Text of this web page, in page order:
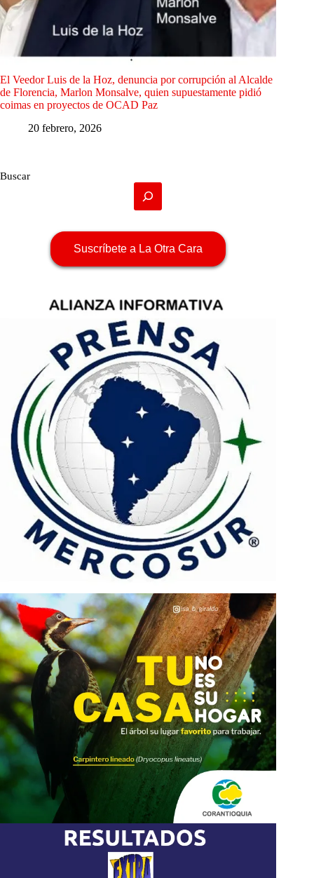
El Veedor Luis de la Hoz, denuncia por corrupción al Alcalde
de Florencia, Marlon Monsalve, quien supuestamente pidió
coimas en proyectos de OCAD Paz
20 febrero, 2026
Buscar
Suscríbete a La Otra Cara